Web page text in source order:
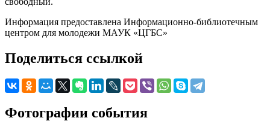
Информация предоставлена Информационно-библиотечным
центром для молодежи МАУК «ЦГБС»
Поделиться ссылкой
Фотографии события